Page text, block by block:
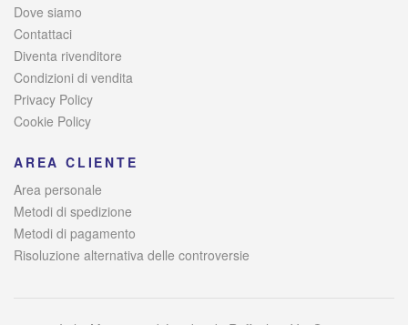
Dove siamo
Contattaci
Diventa rivenditore
Condizioni di vendita
Privacy Policy
Cookie Policy
AREA CLIENTE
Area personale
Metodi di spedizione
Metodi di pagamento
Risoluzione alternativa delle controversie